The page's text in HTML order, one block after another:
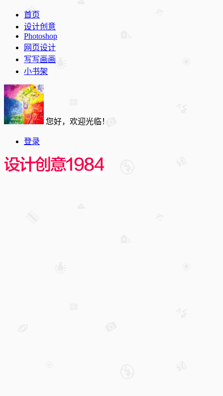
首页
设计创意
Photoshop
网页设计
写写画画
小书架
您好，欢迎光临！
登录